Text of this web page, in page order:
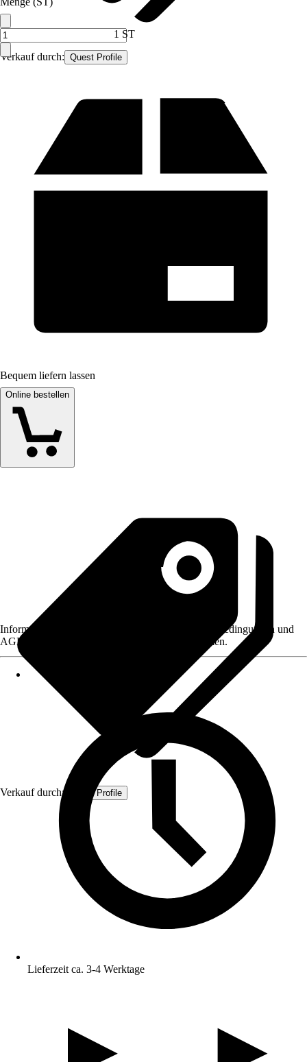
Verkauf durch: Quest Profile
1 ST
Bequem liefern lassen
Online bestellen
Verkauf durch: Quest Profile
Informationen des Verkäufers, wie z. B. Rückgabebedingungen und
AGB, finden Sie bei Klick auf den Verkäufernamen.
Lieferzeit ca. 3-4 Werktage